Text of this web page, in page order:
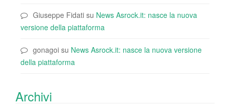
Giuseppe Fidati su News Asrock.it: nasce la nuova
versione della piattaforma
gonagoi su News Asrock.it: nasce la nuova versione
della piattaforma
Archivi